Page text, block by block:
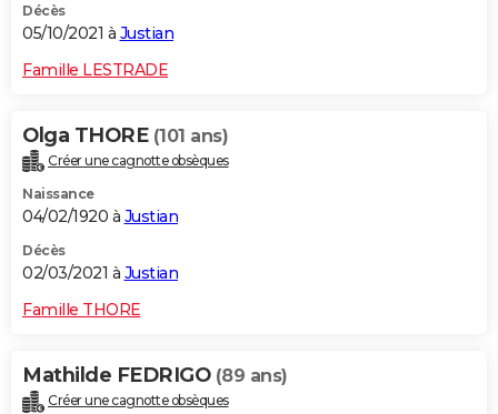
Décès
05/10/2021 à Justian
Famille LESTRADE
Olga THORE (101 ans)
Créer une cagnotte obsèques
Naissance
04/02/1920 à Justian
Décès
02/03/2021 à Justian
Famille THORE
Mathilde FEDRIGO (89 ans)
Créer une cagnotte obsèques